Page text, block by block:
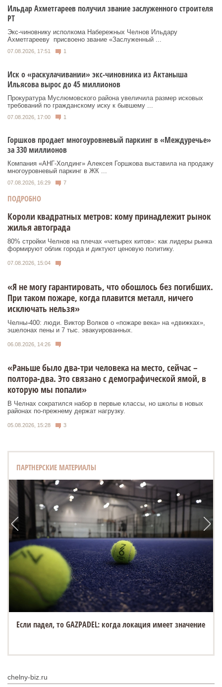
Ильдар Ахметгареев получил звание заслуженного строителя
РТ
Экс‑чиновнику исполкома Набережных Челнов Ильдару
Ахметгарееву присвоено звание «Заслуженный ...
07.08.2026, 17:51 1
Иск о «раскулачивании» экс-чиновника из Актаныша
Ильясова вырос до 45 миллионов
Прокуратура Муслюмовского района увеличила размер исковых
требований по гражданскому иску к бывшему ...
07.08.2026, 17:00 1
Горшков продает многоуровневый паркинг в «Междуречье»
за 330 миллионов
Компания «АНГ-Холдинг» Алексея Горшкова выставила на продажу
многоуровневый паркинг в ЖК ...
07.08.2026, 16:29 7
ПОДРОБНО
Короли квадратных метров: кому принадлежит рынок
жилья автограда
80% стройки Челнов на плечах «четырех китов»: как лидеры рынка
формируют облик города и диктуют ценовую политику.
07.08.2026, 15:04
«Я не могу гарантировать, что обошлось без погибших.
При таком пожаре, когда плавится металл, ничего
исключать нельзя»
Челны-400: люди. Виктор Волков о «пожаре века» на «движках»,
эшелонах пены и 7 тыс. эвакуированных.
06.08.2026, 14:26
«Раньше было два-три человека на место, сейчас –
полтора-два. Это связано с демографической ямой, в
которую мы попали»
В Челнах сократился набор в первые классы, но школы в новых
районах по-прежнему держат нагрузку.
05.08.2026, 15:28 3
ПАРТНЕРСКИЕ МАТЕРИАЛЫ
Если падел, то GAZPADEL: когда локация имеет значение
chelny-biz.ru